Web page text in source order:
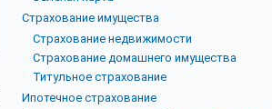
Страхование имущества
Страхование недвижимости
Страхование домашнего имущества
Титульное страхование
Ипотечное страхование